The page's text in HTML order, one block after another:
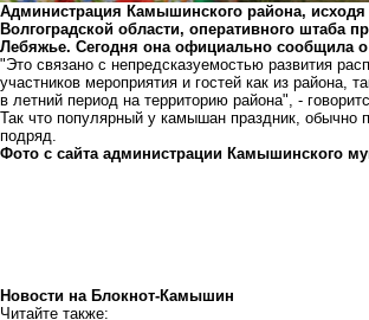
Администрация Камышинского района, исходя
Волгоградской области, оперативного штаба
Лебяжье. Сегодня она официально сообщила
"Это связано с непредсказуемостью развития
участников мероприятия и гостей как из района,
в летний период на территорию района", -
Так что популярный у камышан праздник,
подряд.
Фото с сайта администрации Камышинского
Новости на Блoкнoт-Камышин
Читайте также: